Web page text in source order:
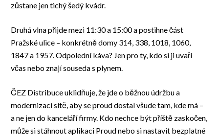
zůstane jen tichý šedý kvádr.
Druhá vlna přijde mezi 11:30 a 15:00 a postihne část
Pražské ulice – konkrétně domy 314, 338, 1018, 1060,
1847 a 1957. Odpolední káva? Jen pro ty, kdo si ji uvaří
včas nebo znají souseda s plynem.
ČEZ Distribuce uklidňuje, že jde o běžnou údržbu a
modernizaci sítě, aby se proud dostal všude tam, kde má –
a ne jen do kanceláří firmy. Kdo nechce být příště zaskočen,
může si stáhnout aplikaci Proud nebo si nastavit bezplatné